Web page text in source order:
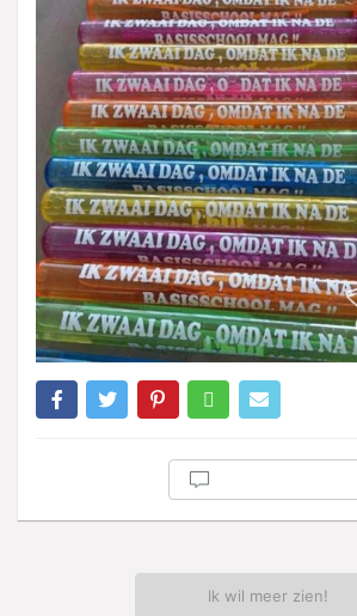
Ik wil meer zien!